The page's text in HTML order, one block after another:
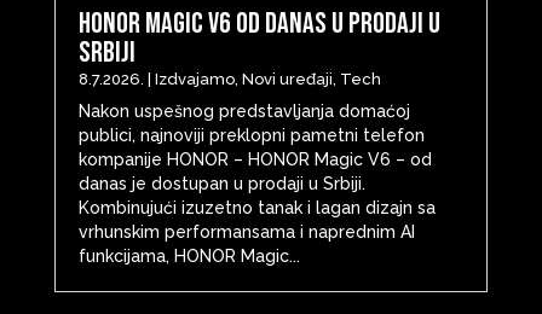
HONOR Magic V6 od danas u prodaji u
Srbiji
8.7.2026. Izdvajamo, Novi uređaji, Tech
Nakon uspešnog predstavljanja domaćoj
publici, najnoviji preklopni pametni telefon
kompanije HONOR – HONOR Magic V6 – od
danas je dostupan u prodaji u Srbiji.
Kombinujući izuzetno tanak i lagan dizajn sa
vrhunskim performansama i naprednim AI
funkcijama, HONOR Magic...